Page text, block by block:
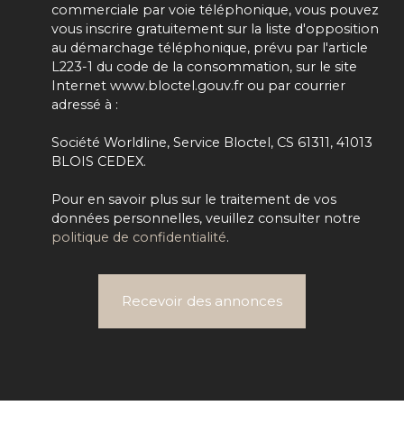
commerciale par voie téléphonique, vous pouvez
vous inscrire gratuitement sur la liste d'opposition
au démarchage téléphonique, prévu par l'article
L223-1 du code de la consommation, sur le site
Internet www.bloctel.gouv.fr ou par courrier
adressé à :
Société Worldline, Service Bloctel, CS 61311, 41013
BLOIS CEDEX.
Pour en savoir plus sur le traitement de vos
données personnelles, veuillez consulter notre
politique de confidentialité.
Recevoir des annonces